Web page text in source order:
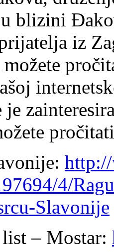
blizini
iz
4/
Slavonije
– Mostar: